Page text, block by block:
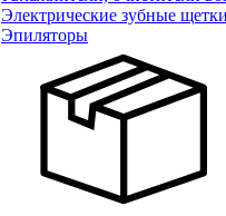
Электрические зубные
Эпиляторы